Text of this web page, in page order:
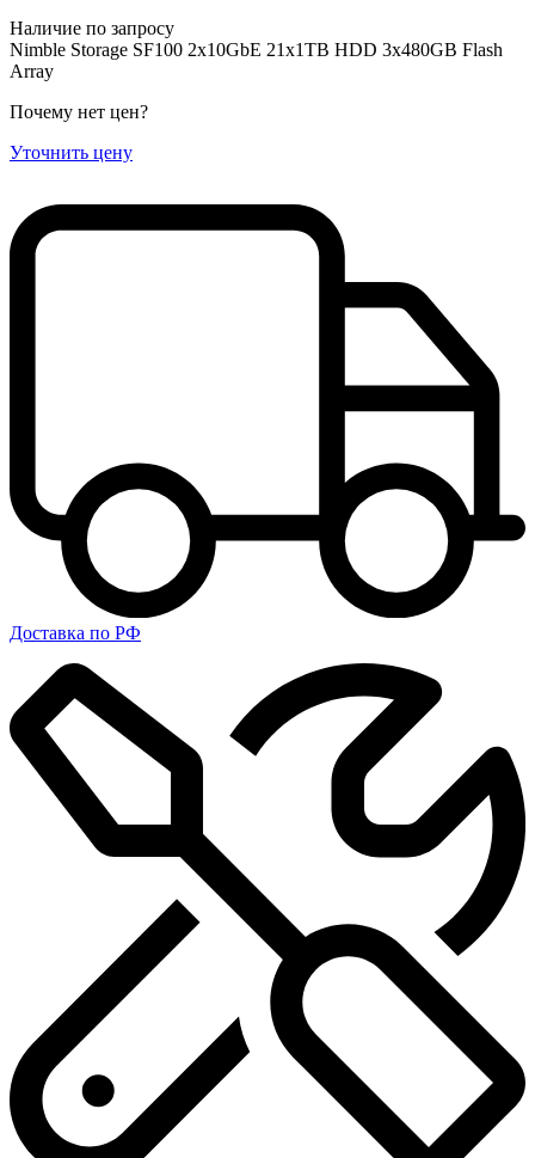
Наличие по запросу
Nimble Storage SF100 2x10GbE 21x1TB HDD 3x480GB Flash
Array
Почему нет цен?
Уточнить цену
Доставка по РФ